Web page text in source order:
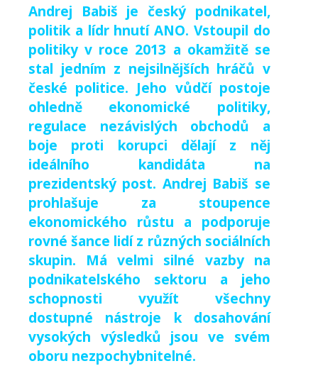
Andrej Babiš je český podnikatel,
politik a lídr hnutí ANO. Vstoupil do
politiky v roce 2013 a okamžitě se
stal jedním z nejsilnějších hráčů v
české politice. Jeho vůdčí postoje
ohledně ekonomické politiky,
regulace nezávislých obchodů a
boje proti korupci dělají z něj
ideálního kandidáta na
prezidentský post. Andrej Babiš se
prohlašuje za stoupence
ekonomického růstu a podporuje
rovné šance lidí z různých sociálních
skupin. Má velmi silné vazby na
podnikatelského sektoru a jeho
schopnosti využít všechny
dostupné nástroje k dosahování
vysokých výsledků jsou ve svém
oboru nezpochybnitelné.